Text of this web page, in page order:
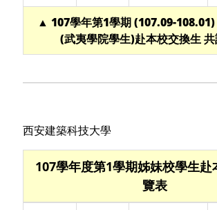
▲ 107學年第1學期 (107.09-
(武夷學院學生)赴本校交換生
西安建築科技大學
107學年度第1學期姊妹校學生赴
覽表